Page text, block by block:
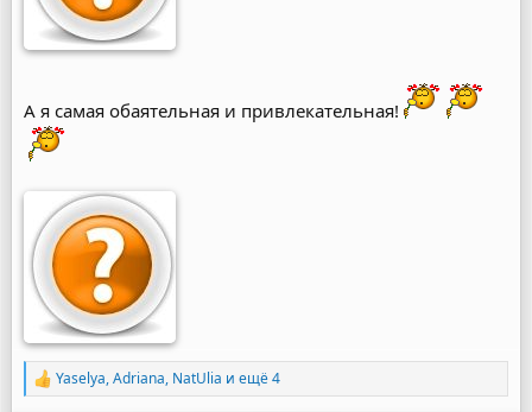
А я самая обаятельная и привлекательная!
Р
Yaselya,Adriana, NatUlia и ещё 4